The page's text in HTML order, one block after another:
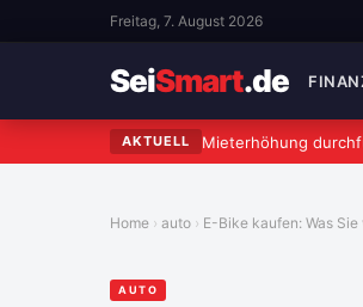
Freitag, 7. August 2026
SeiSmart.de
AKTUELL Mieterhöhung
Home auto E-Bike kaufen: Was Sie
AUTO